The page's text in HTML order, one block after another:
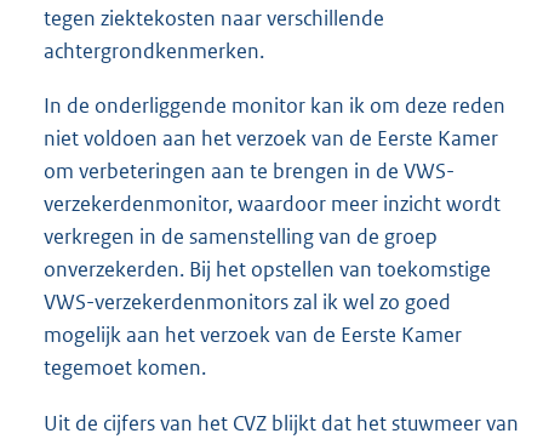
tegen ziektekosten naar verschillende
achtergrondkenmerken.
In de onderliggende monitor kan ik om deze reden
niet voldoen aan het verzoek van de Eerste Kamer
om verbeteringen aan te brengen in de VWS-
verzekerdenmonitor, waardoor meer inzicht wordt
verkregen in de samenstelling van de groep
onverzekerden. Bij het opstellen van toekomstige
VWS-verzekerdenmonitors zal ik wel zo goed
mogelijk aan het verzoek van de Eerste Kamer
tegemoet komen.
Uit de cijfers van het CVZ blijkt dat het stuwmeer van